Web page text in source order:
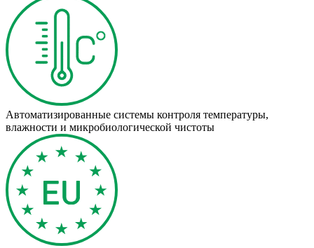
Автоматизированные системы контроля температуры,
влажности и микробиологической чистоты